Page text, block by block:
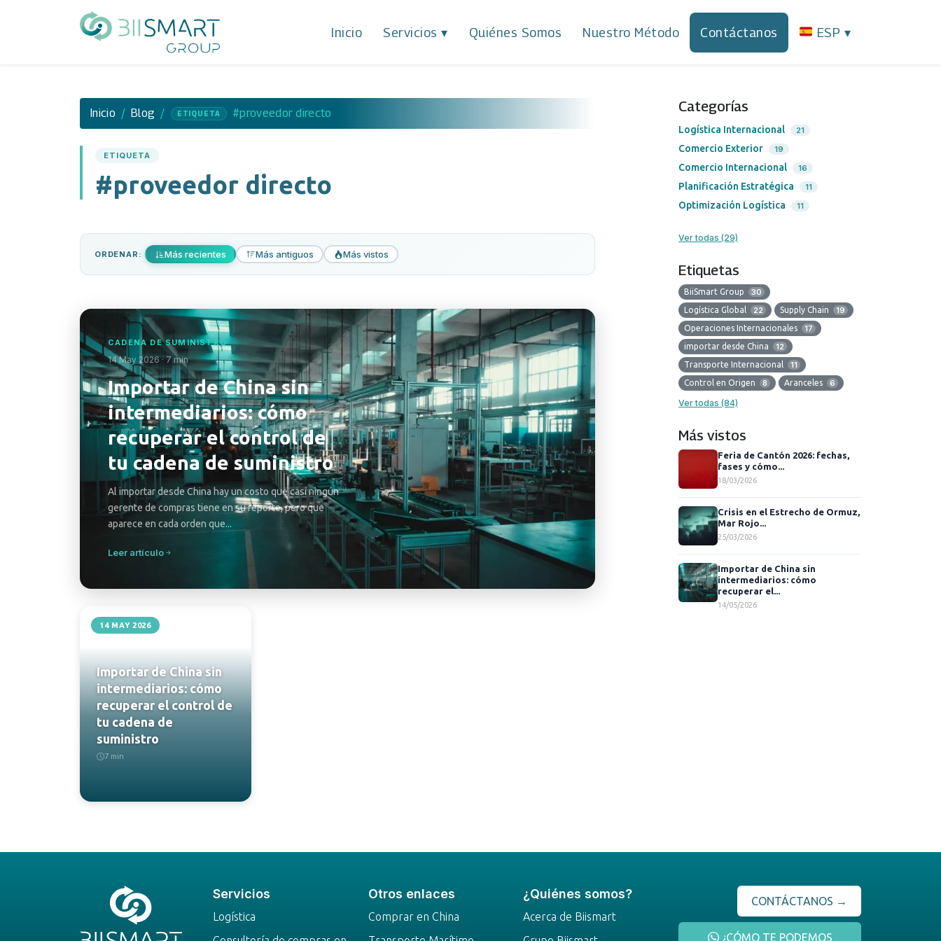
Inicio Servicios ▾ Quiénes Somos Nuestro Método Contáctanos ESP ▾
Inicio Blog ETIQUETA #proveedor directo
ETIQUETA
#proveedor directo
ORDENAR: Más recientes Más antiguos Más vistos
CADENA DE SUMINISTRO
14 May 2026 · 7 min
Importar de China sin
intermediarios: cómo
recuperar el control de
tu cadena de suministro
Al importar desde China hay un costo que casi ningún
gerente de compras tiene en su reporte, pero que
aparece en cada orden que...
Leer artículo
CADENA DE SUMINISTRO
14 MAY 2026
Importar de China sin
intermediarios: cómo
recuperar el control de
tu cadena de
suministro
7 min
Categorías
Logística Internacional 21
Comercio Exterior 19
Comercio Internacional 16
Planificación Estratégica 11
Optimización Logística 11
Ver todas (29)
Etiquetas
BiiSmart Group 30
Logística Global 22 Supply Chain 19
Operaciones Internacionales 17
importar desde China 12
Transporte Internacional 11
Control en Origen 8 Aranceles 6
Ver todas (84)
Más vistos
Feria de Cantón 2026: fechas,
fases y cómo...
18/03/2026
Crisis en el Estrecho de Ormuz,
Mar Rojo...
25/03/2026
Importar de China sin
intermediarios: cómo
recuperar el...
14/05/2026
Servicios
Logística
Otros enlaces
Comprar en China
¿Quiénes somos?
Acerca de Biismart
CONTÁCTANOS →
¿CÓMO TE PODEMOS